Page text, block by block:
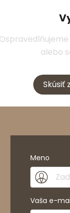
alebo
Skúsiť
Meno
Vaša e-